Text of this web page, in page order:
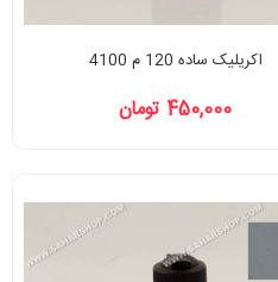
اکریلیک ساده 120 م 4100
450,000 تومان